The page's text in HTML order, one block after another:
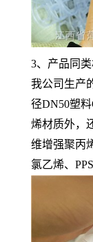
3、产品同
我公司生产
径DN50塑
烯材质外，
维增强聚丙
氯乙烯、